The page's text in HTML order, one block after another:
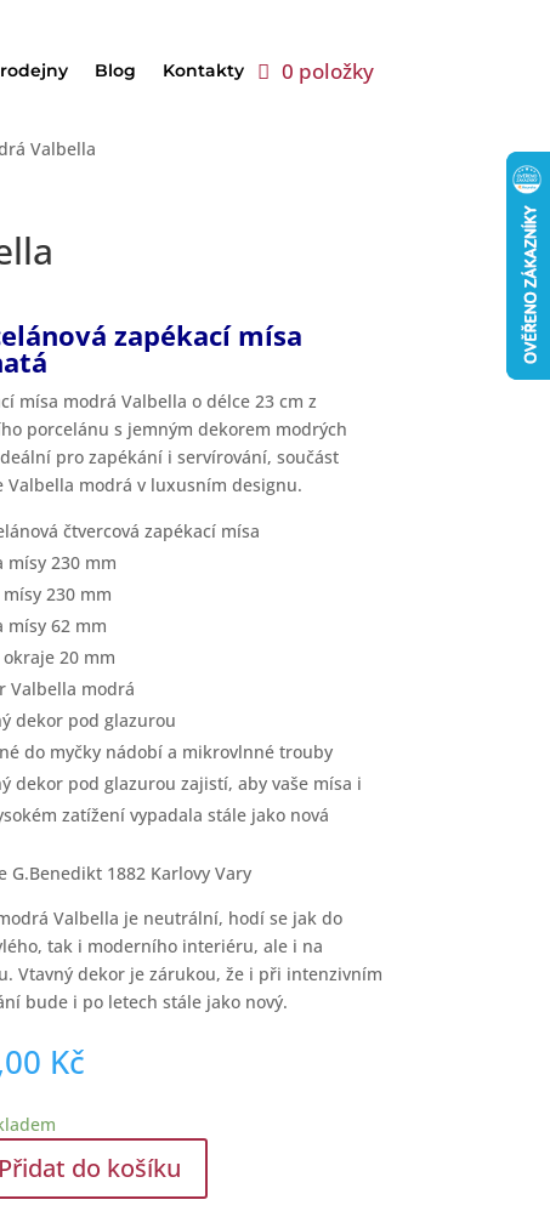
Blog Kontakty 0 položky
Valbella
zapékací mísa
mísa modrá Valbella o délce 23 cm z
porcelánu s jemným dekorem modrých
pro zapékání i servírování, součást
Valbella modrá v luxusním designu.
čtvercová zapékací mísa
mísy 230 mm
230 mm
mísy 62 mm
20 mm
Valbella modrá
dekor pod glazurou
do myčky nádobí a mikrovlnné trouby
dekor pod glazurou zajistí, aby vaše mísa i
zatížení vypadala stále jako nová
G.Benedikt 1882 Karlovy Vary
Valbella je neutrální, hodí se jak do
tak i moderního interiéru, ale i na
Vtavný dekor je zárukou, že i při intenzivním
bude i po letech stále jako nový.
Kč
Přidat do košíku